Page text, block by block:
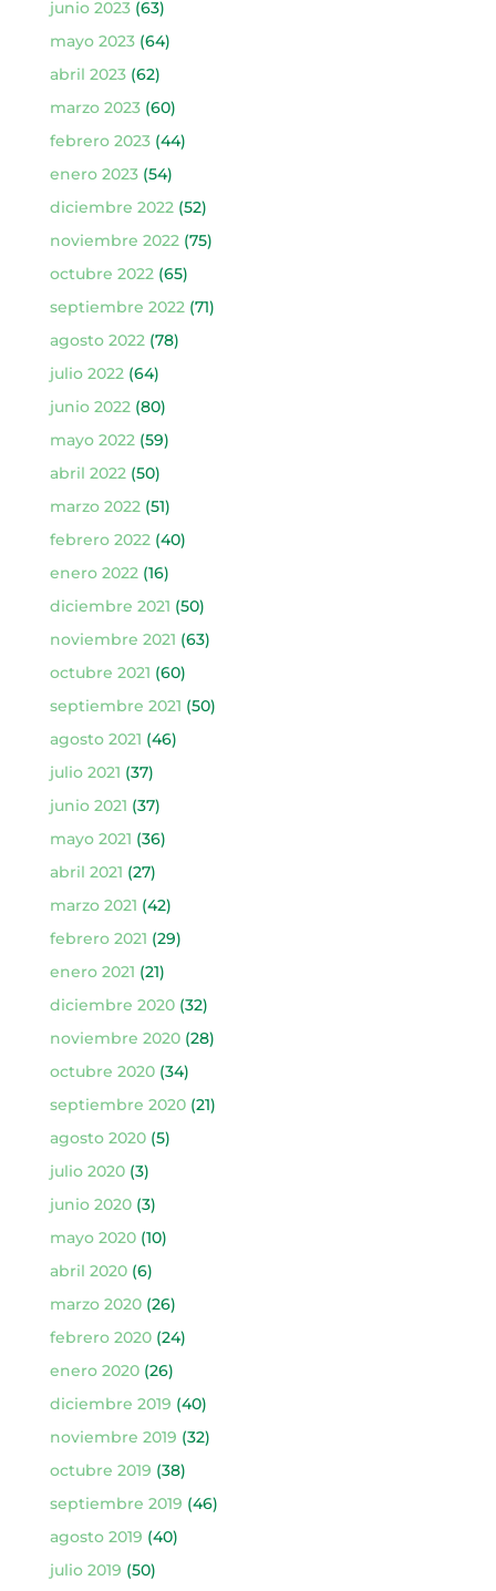
junio 2023(63)
mayo 2023(64)
abril 2023(62)
marzo 2023(60)
febrero 2023(44)
enero 2023(54)
diciembre 2022(52)
noviembre 2022(75)
octubre 2022(65)
septiembre 2022(71)
agosto 2022(78)
julio 2022(64)
junio 2022(80)
mayo 2022(59)
abril 2022(50)
marzo 2022(51)
febrero 2022(40)
enero 2022(16)
diciembre 2021 (50)
noviembre 2021 (63)
octubre 2021 (60)
septiembre 2021 (50)
agosto 2021 (46)
julio 2021 (37)
junio 2021 (37)
mayo 2021 (36)
abril 2021 (27)
marzo 2021 (42)
febrero 2021 (29)
enero 2021 (21)
diciembre 2020(32)
noviembre 2020(28)
octubre 2020(34)
septiembre 2020(21)
agosto 2020(5)
julio 2020(3)
junio 2020(3)
mayo 2020(10)
abril 2020(6)
marzo 2020(26)
febrero 2020(24)
enero 2020(26)
diciembre 2019 (40)
noviembre 2019 (32)
octubre 2019 (38)
septiembre 2019 (46)
agosto 2019 (40)
julio 2019 (50)